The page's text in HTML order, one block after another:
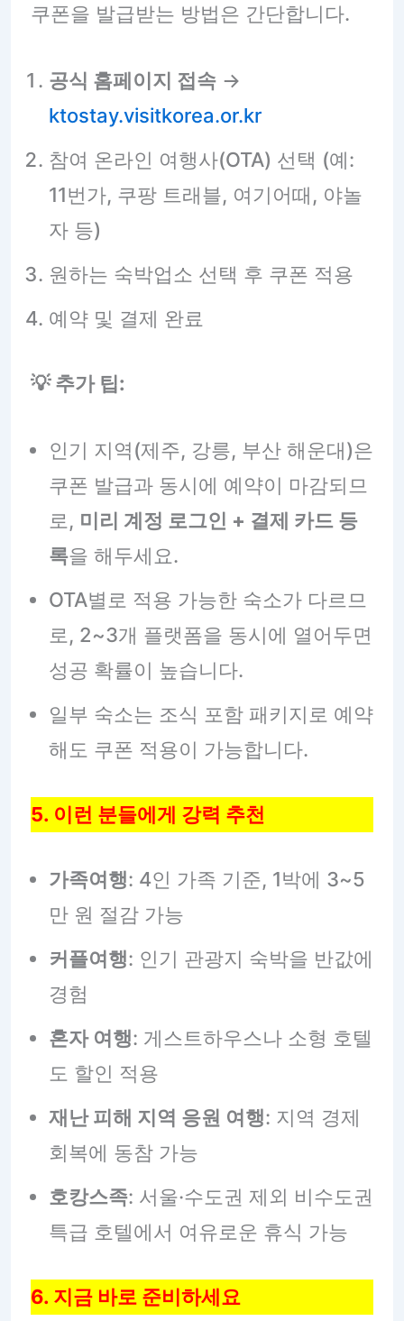
쿠폰을 발급받는 방법은 간단합니다.
공식 홈페이지 접속→
ktostay.visitkorea.or.kr
참여 온라인 여행사(OTA) 선택 (예:
11번가, 쿠팡 트래블, 여기어때, 야놀
자 등)
원하는 숙박업소 선택 후 쿠폰 적용
예약 및 결제 완료
💡 추가 팁:
인기 지역(제주, 강릉, 부산 해운대)은
쿠폰 발급과 동시에 예약이 마감되므
로, 미리 계정 로그인 + 결제 카드 등
록을 해두세요.
OTA별로 적용 가능한 숙소가 다르므
로, 2~3개 플랫폼을 동시에 열어두면
성공 확률이 높습니다.
일부 숙소는 조식 포함 패키지로 예약
해도 쿠폰 적용이 가능합니다.
5. 이런 분들에게 강력 추천
가족여행: 4인 가족 기준, 1박에 3~5
만 원 절감 가능
커플여행: 인기 관광지 숙박을 반값에
경험
혼자 여행: 게스트하우스나 소형 호텔
도 할인 적용
재난 피해 지역 응원 여행: 지역 경제
회복에 동참 가능
호캉스족: 서울·수도권 제외 비수도권
특급 호텔에서 여유로운 휴식 가능
6. 지금 바로 준비하세요